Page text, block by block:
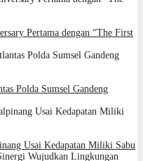
Pertama dengan “The First
Polda Sumsel Gandeng
Usai Kedapatan Miliki Sabu